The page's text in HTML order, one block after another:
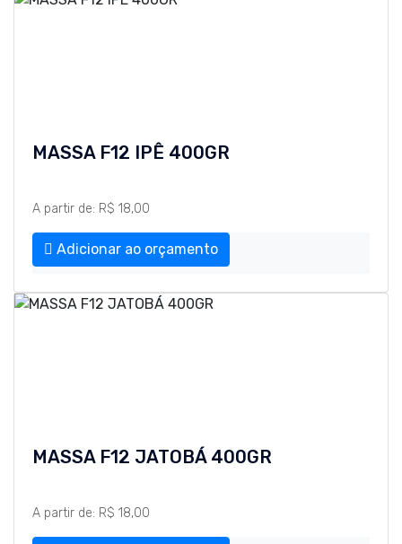
MASSA F12 IPÊ 400GR
A partir de: R$ 18,00
Adicionar ao orçamento
MASSA F12 JATOBÁ 400GR
A partir de: R$ 18,00